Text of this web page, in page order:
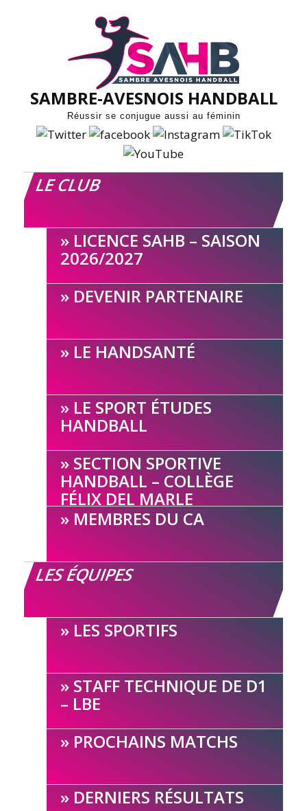
SAMBRE-AVESNOIS HANDBALL
Réussir se conjugue aussi au féminin
LE CLUB
LICENCE SAHB – SAISON
2026/2027
DEVENIR PARTENAIRE
LE HANDSANTÉ
LE SPORT ÉTUDES
HANDBALL
SECTION SPORTIVE
HANDBALL – COLLÈGE
FÉLIX DEL MARLE
MEMBRES DU CA
LES ÉQUIPES
LES SPORTIFS
STAFF TECHNIQUE DE D1
– LBE
PROCHAINS MATCHS
DERNIERS RÉSULTATS